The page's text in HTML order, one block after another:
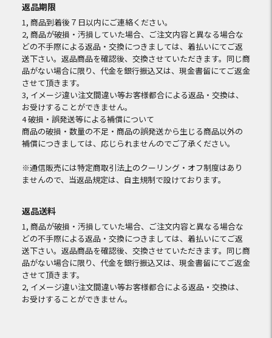
返品期限
1, 商品到着後７日以内にご連絡ください。
2, 商品が破損・汚損していた場合、ご注文内容と異なる場合な
どの不手際による返品・交換につきましては、着払いにてご返
送下さい。返品商品を確認後、交換させていただきます。同じ商
品がない場合に限り、代金を銀行振込又は、現金書留にてご返金
させて頂きます。
3, イメージ違い注文間違い等お客様都合による返品・交換は、
お受けすることができません。
4 破損・誤発送等による補償について
商品の破損・数量の不足・商品の誤発送から生じる商品以外の
補償につきましては、応じられませんのでご了承ください。
※通信販売には特定商取引法上のクーリング・オフ制度はあり
ませんので、当返品規定は、自主規制で設けております。
返品送料
1, 商品が破損・汚損していた場合、ご注文内容と異なる場合な
どの不手際による返品・交換につきましては、着払いにてご返
送下さい。返品商品を確認後、交換させていただきます。同じ商
品がない場合に限り、代金を銀行振込又は、現金書留にてご返金
させて頂きます。
2, イメージ違い注文間違い等お客様都合による返品・交換は、
お受けすることができません。